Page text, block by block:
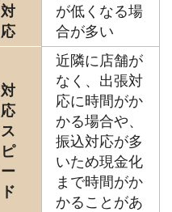
対
応
が低くなる場
合が多い
対
応
ス
ピ
ー
ド
近隣に店舗が
なく、出張対
応に時間がか
かる場合や、
振込対応が多
いため現金化
まで時間がか
かることがあ